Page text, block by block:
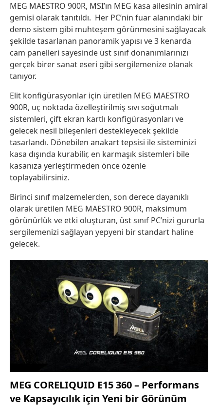
MEG MAESTRO 900R, MSI’ın MEG kasa ailesinin amiral
gemisi olarak tanıtıldı. Her PC’nin fuar alanındaki bir
demo sistem gibi muhteşem görünmesini sağlayacak
şekilde tasarlanan panoramik yapısı ve 3 kenarda
cam panelleri sayesinde üst sınıf donanımlarınızı
gerçek birer sanat eseri gibi sergilemenize olanak
tanıyor.
Elit konfigürasyonlar için üretilen MEG MAESTRO
900R, uç noktada özelleştirilmiş sıvı soğutmalı
sistemleri, çift ekran kartlı konfigürasyonları ve
gelecek nesil bileşenleri destekleyecek şekilde
tasarlandı. Dönebilen anakart tepsisi ile sisteminizi
kasa dışında kurabilir, en karmaşık sistemleri bile
kasanıza yerleştirmeden önce özenle
toplayabilirsiniz.
Birinci sınıf malzemelerden, son derece dayanıklı
olarak üretilen MEG MAESTRO 900R, maksimum
görünürlük ve etki oluşturan, üst sınıf PC’nizi gururla
sergilemenizi sağlayan yepyeni bir standart haline
gelecek.
MEG CORELIQUID E15 360 – Performans
ve Kapsayıcılık için Yeni bir Görünüm